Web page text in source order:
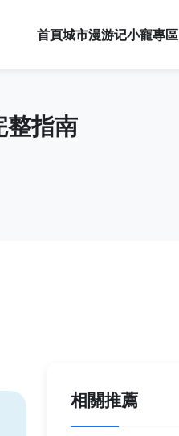
首頁城市漫游记小寵專區
整指南
相關推薦